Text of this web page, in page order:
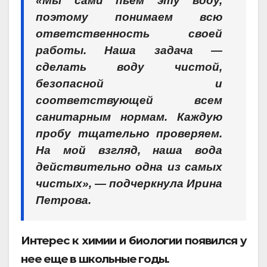
поэтому понимаем всю
ответственность своей
работы. Наша задача —
сделать воду чистой,
безопасной и
соответствующей всем
санитарным нормам. Каждую
пробу тщательно проверяем.
На мой взгляд, наша вода
действительно одна из самых
чистых», — подчеркнула Ирина
Петрова.
Интерес к химии и биологии появился у
нее еще в школьные годы.